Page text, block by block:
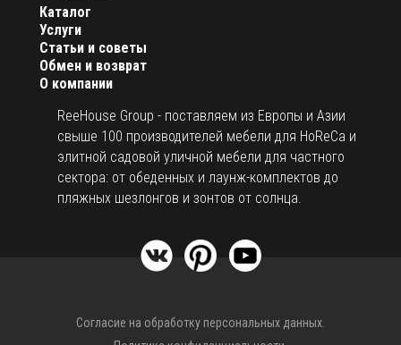
О компании
ReeHouse Group - поставляем из Европы и Азии
свыше 100 производителей мебели для HoReCa и
элитной садовой уличной мебели для частного
сектора: от обеденных и лаунж-комплектов до
пляжных шезлонгов и зонтов от солнца.
Каталог
Услуги
Статьи и советы
Обмен и возврат
Согласие на обработку персональных данных.